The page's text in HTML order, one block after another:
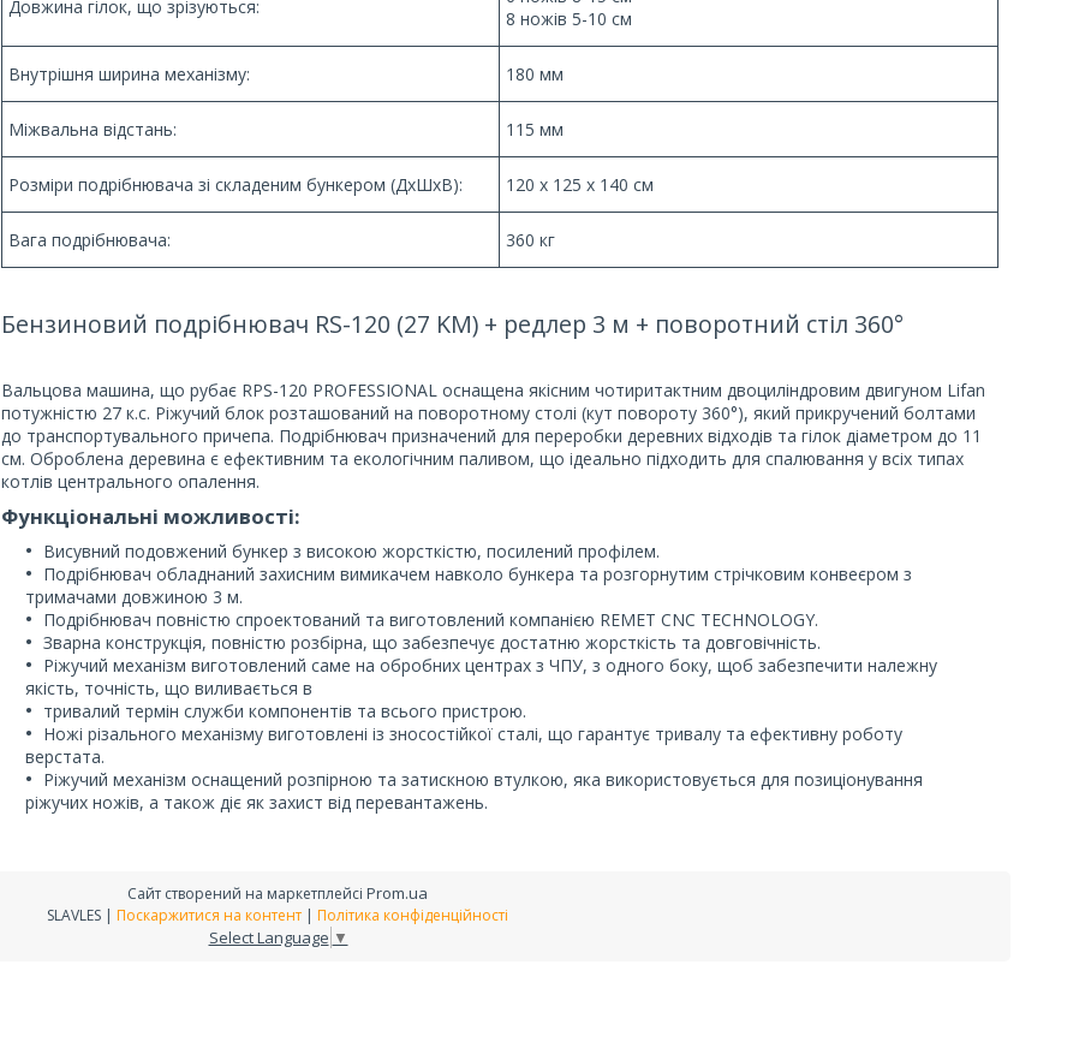
Довжина гілок, що зрізуються:
8 ножів 5-10 см
Внутрішня ширина механізму: 180 мм
Міжвальна відстань: 115 мм
Розміри подрібнювача зі складеним бункером (ДхШхВ): 120 х 125 х 140 см
Вага подрібнювача: 360 кг
Бензиновий подрібнювач RS-120 (27 KM) + редлер 3 м + поворотний стіл 360°
Вальцова машина, що рубає RPS-120 PROFESSIONAL оснащена якісним чотиритактним двоциліндровим двигуном Lifan
потужністю 27 к.с. Ріжучий блок розташований на поворотному столі (кут повороту 360°), який прикручений болтами
до транспортувального причепа. Подрібнювач призначений для переробки деревних відходів та гілок діаметром до 11
см. Оброблена деревина є ефективним та екологічним паливом, що ідеально підходить для спалювання у всіх типах
котлів центрального опалення.
Функціональні можливості:
Висувний подовжений бункер з високою жорсткістю, посилений профілем.
Подрібнювач обладнаний захисним вимикачем навколо бункера та розгорнутим стрічковим конвеєром з
тримачами довжиною 3 м.
Подрібнювач повністю спроектований та виготовлений компанією REMET CNC TECHNOLOGY.
Зварна конструкція, повністю розбірна, що забезпечує достатню жорсткість та довговічність.
Ріжучий механізм виготовлений саме на обробних центрах з ЧПУ, з одного боку, щоб забезпечити належну
якість, точність, що виливається в
тривалий термін служби компонентів та всього пристрою.
Ножі різального механізму виготовлені із зносостійкої сталі, що гарантує тривалу та ефективну роботу
верстата.
Ріжучий механізм оснащений розпірною та затискною втулкою, яка використовується для позиціонування
ріжучих ножів, а також діє як захист від перевантажень.
Сайт створений на маркетплейсі Prom.ua
SLAVLES | Поскаржитися на контент | Політика конфіденційності
Select Language ▼